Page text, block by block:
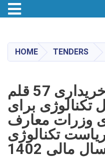
Toggle
HOME TENDERS
داوطلبی تهیه و خریداری 57 قلم
تکنالوژی برای
وزرات معارف
تکنالوژی
مالی 1402